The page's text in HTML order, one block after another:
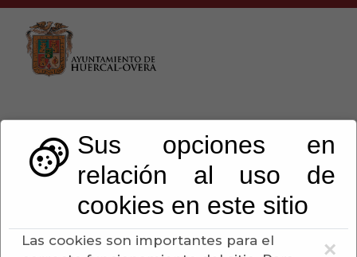
×
Sus opciones en
relación al uso de
cookies en este sitio
Las cookies son importantes para el
TASAS
Escuchar